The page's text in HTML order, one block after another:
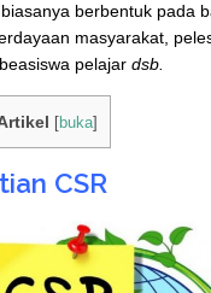
berbentuk pada
masyarakat,
pelajar dsb.
buka]
CSR